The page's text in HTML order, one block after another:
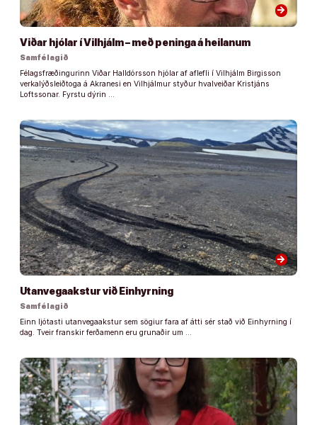
arrow_forward
Viðar hjólar í Vilhjálm – með peninga á heilanum
Samfélagið
Félagsfræðingurinn Viðar Halldórsson hjólar af aflefli í Vilhjálm Birgisson
verkalýðsleiðtoga á Akranesi en Vilhjálmur styður hvalveiðar Kristjáns
Loftssonar. Fyrstu dýrin …
arrow_forward
Utanvegaakstur við Einhyrning
Samfélagið
Einn ljótasti utanvegaakstur sem sögiur fara af átti sér stað við Einhyrning í
dag. Tveir franskir ferðamenn eru grunaðir um …